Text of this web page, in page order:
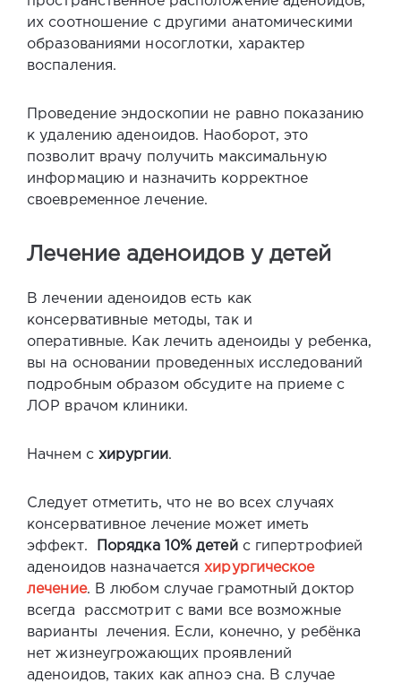
их соотношение с другими анатомическими
образованиями носоглотки, характер
воспаления.
Проведение эндоскопии не равно показанию
к удалению аденоидов. Наоборот, это
позволит врачу получить максимальную
информацию и назначить корректное
своевременное лечение.
Лечение аденоидов у детей
В лечении аденоидов есть как
консервативные методы, так и
оперативные. Как лечить аденоиды у ребенка,
вы на основании проведенных исследований
подробным образом обсудите на приеме с
ЛОР врачом клиники.
Начнем схирургии.
Следует отметить, что не во всех случаях
консервативное лечение может иметь
эффект.
Порядка 10% детейс гипертрофией
аденоидов назначается хирургическое
лечение. В любом случае грамотный доктор
всегда рассмотрит с вами все возможные
варианты лечения. Если, конечно, у ребёнка
нет жизнеугрожающих проявлений
аденоидов, таких как апноэ сна. В случае